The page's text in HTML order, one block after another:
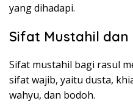
yang dihadapi.
Sifat Mustahil dan
Sifat mustahil bagi rasul
sifat wajib, yaitu dusta,
wahyu, dan bodoh.